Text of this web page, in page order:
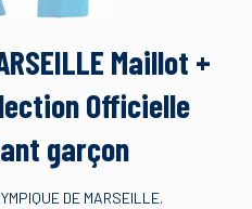
Maillot +
Officielle
garçon
DE MARSEILLE.